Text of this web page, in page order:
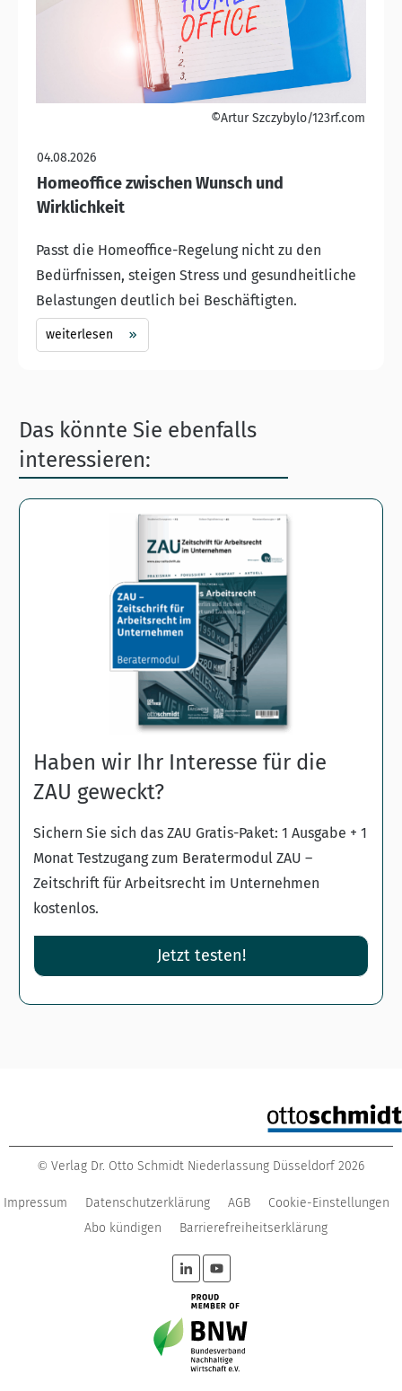
©Artur Szczybylo/123rf.com
04.08.2026
Homeoffice zwischen Wunsch und
Wirklichkeit
Passt die Homeoffice-Regelung nicht zu den
Bedürfnissen, steigen Stress und gesundheitliche
Belastungen deutlich bei Beschäftigten.
weiterlesen
Das könnte Sie ebenfalls
interessieren:
Haben wir Ihr Interesse für die
ZAU geweckt?
Sichern Sie sich das ZAU Gratis-Paket: 1 Ausgabe + 1
Monat Testzugang zum Beratermodul ZAU –
Zeitschrift für Arbeitsrecht im Unternehmen
kostenlos.
Jetzt testen!
© Verlag Dr. Otto Schmidt Niederlassung Düsseldorf 2026
Impressum Datenschutzerklärung AGB
Cookie-Einstellungen
Abo kündigen
Barrierefreiheitserklärung